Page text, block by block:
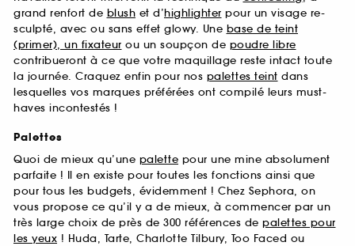
grand renfort de blush et d’highlighter pour un visage re-
sculpté, avec ou sans effet glowy. Une base de teint
(primer), un fixateur ou un soupçon de poudre libre
contribueront à ce que votre maquillage reste intact toute
la journée. Craquez enfin pour nos palettes teint dans
lesquelles vos marques préférées ont compilé leurs must-
haves incontestés !
Palettes
Quoi de mieux qu’une palette pour une mine absolument
parfaite ! Il en existe pour toutes les fonctions ainsi que
pour tous les budgets, évidemment ! Chez Sephora, on
vous propose ce qu’il y a de mieux, à commencer par un
très large choix de près de 300 références de palettes pour
les yeux ! Huda, Tarte, Charlotte Tilbury, Too Faced ou